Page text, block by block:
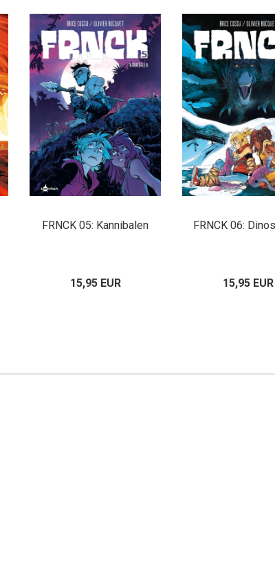
FRNCK 05: Kannibalen
15,95 EUR
FRNCK 06:
15,95 EUR